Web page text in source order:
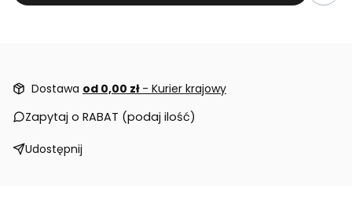
Dostawa od 0,00 zł - Kurier krajowy
Zapytaj o RABAT (podaj ilość)
Udostępnij